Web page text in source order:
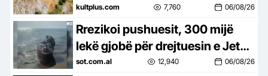
trashëgiminë dhe turizmin
kultplus.com 7,760 06/08/26
Rrezikoi pushuesit, 300 mijë
lekë gjobë për drejtuesin e Jet
Ski në Zvërnec
sot.com.al 12,940 06/08/26